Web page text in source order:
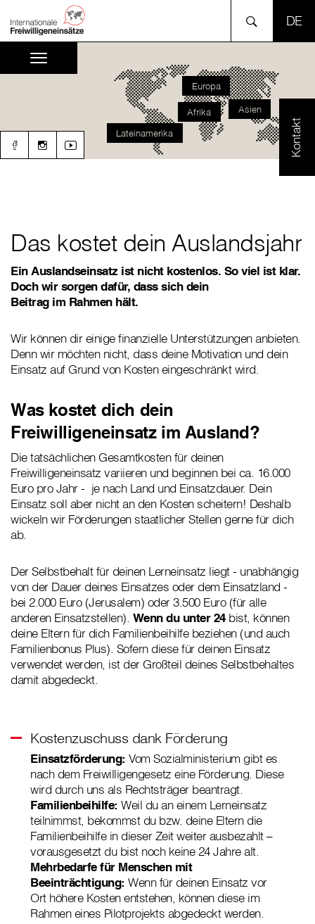
Kontakt
Lateinamerika
Afrika
Europa
Asien
Das kostet dein Auslandsjahr
Ein Auslandseinsatz ist nicht kostenlos. So viel ist klar.
Doch wir sorgen dafür, dass sich dein
Beitrag im Rahmen hält.
Wir können dir einige finanzielle Unterstützungen anbieten.
Denn wir möchten nicht, dass deine Motivation und dein
Einsatz auf Grund von Kosten eingeschränkt wird.
Was kostet dich dein
Freiwilligeneinsatz im Ausland?
Die tatsächlichen Gesamtkosten für deinen
Freiwilligeneinsatz variieren und beginnen bei ca. 16.000
Euro pro Jahr - je nach Land und Einsatzdauer. Dein
Einsatz soll aber nicht an den Kosten scheitern! Deshalb
wickeln wir Förderungen staatlicher Stellen gerne für dich
ab.
Der Selbstbehalt für deinen Lerneinsatz liegt - unabhängig
von der Dauer deines Einsatzes oder dem Einsatzland -
bei 2.000 Euro (Jerusalem) oder 3.500 Euro (für alle
anderen Einsatzstellen). Wenn du unter 24bist, können
deine Eltern für dich Familienbeihilfe beziehen (und auch
Familienbonus Plus). Sofern diese für deinen Einsatz
verwendet werden, ist der Großteil deines Selbstbehaltes
damit abgedeckt.
Kostenzuschuss dank Förderung
Einsatzförderung: Vom Sozialministerium gibt es
nach dem Freiwilligengesetz eine Förderung. Diese
wird durch uns als Rechtsträger beantragt.
Familienbeihilfe: Weil du an einem Lerneinsatz
teilnimmst, bekommst du bzw. deine Eltern die
Familienbeihilfe in dieser Zeit weiter ausbezahlt –
vorausgesetzt du bist noch keine 24 Jahre alt.
Mehrbedarfe für Menschen mit
Beeinträchtigung: Wenn für deinen Einsatz vor
Ort höhere Kosten entstehen, können diese im
Rahmen eines Pilotprojekts abgedeckt werden.